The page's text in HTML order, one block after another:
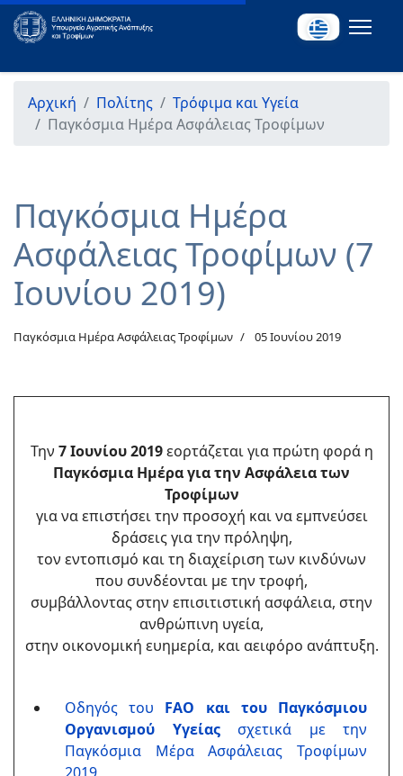
Αρχική Πολίτης
Τρόφιμα και Υγεία
Παγκόσμια Ημέρα Ασφάλειας Τροφίμων
Παγκόσμια Ημέρα
Ασφάλειας Τροφίμων (7
Ιουνίου 2019)
Παγκόσμια Ημέρα Ασφάλειας Τροφίμων 05 Ιουνίου 2019
Την 7 Ιουνίου 2019εορτάζεται για πρώτη φορά η
Παγκόσμια Ημέρα για την Ασφάλεια των
Τροφίμων
για να επιστήσει την προσοχή και να εμπνεύσει
δράσεις για την πρόληψη,
τον εντοπισμό και τη διαχείριση των κινδύνων
που συνδέονται με την τροφή,
συμβάλλοντας στην επισιτιστική ασφάλεια, στην
ανθρώπινη υγεία,
στην οικονομική ευημερία, και αειφόρο ανάπτυξη.
Οδηγός του FAO και του Παγκόσμιου
Οργανισμού Υγείαςσχετικά με την
Παγκόσμια Μέρα Ασφάλειας Τροφίμων